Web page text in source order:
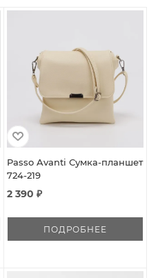
Passo Avanti Сумка-планшет
724-219
2 390 ₽
ПОДРОБНЕЕ